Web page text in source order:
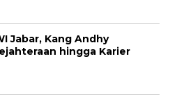
Jabar, Kang Andhy
hingga Karier